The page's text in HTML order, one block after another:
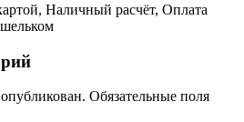
Наличный расчёт, Оплата
Обязательные поля